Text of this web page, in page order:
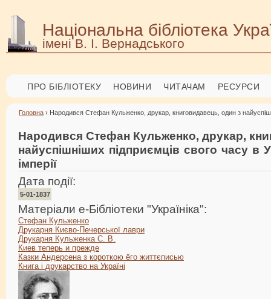
Національна бібліотека
імені В. І. Вернадського
ПРО БІБЛІОТЕКУ НОВИНИ ЧИТАЧАМ РЕСУРСИ
Головна › Народився Стефан Кульженко, друкар, книговидавець, один з
Народився Стефан Кульженко, друкар,
найуспішніших підприємців свого часу в
імперії
Дата події:
5-01-1837
Матеріали е-Бібліотеки "Україніка":
Стефан Кульженко
Друкарня Києво-Печерської лаври
Друкарня Кульженка С. В.
Киев теперь и прежде
Казки Андеpсена з коpоткою ёго життєписью
Книга і друкарство на Україні